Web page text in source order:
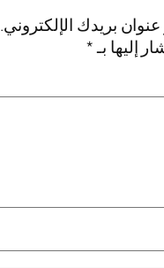
بريدك الإلكتروني.
إليها بـ*